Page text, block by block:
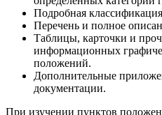
Подробная
Перечень и полное
Таблицы, карточки и
информационных
положений.
Дополнительные
документации.
При изучении пунктов